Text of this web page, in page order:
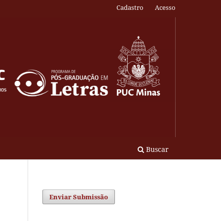
Buscar
Cadastro Acesso
Enviar Submissão